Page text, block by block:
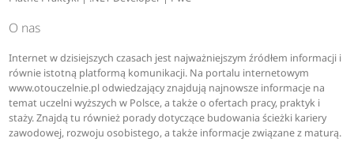
O nas
Internet w dzisiejszych czasach jest najważniejszym źródłem informacji i
równie istotną platformą komunikacji. Na portalu internetowym
www.otouczelnie.pl odwiedzający znajdują najnowsze informacje na
temat uczelni wyższych w Polsce, a także o ofertach pracy, praktyk i
staży. Znajdą tu również porady dotyczące budowania ścieżki kariery
zawodowej, rozwoju osobistego, a także informacje związane z maturą.